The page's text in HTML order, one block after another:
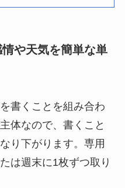
情や天気を簡単な単
書くことを組み合わ
体なので、書くこと
り下がります。専用
は週末に1枚ずつ取り